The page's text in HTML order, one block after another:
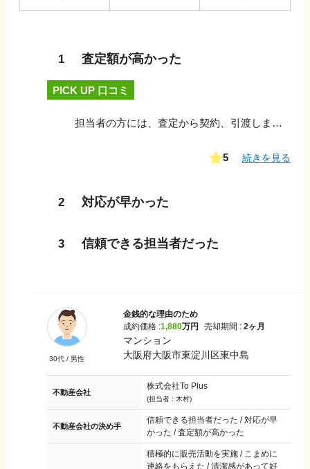
1 査定額が高かった
PICK UP 口コミ
担当者の方には、査定から契約、引渡しまで一貫して丁寧に対応していただきました。こちらの質問や不安な点についても分かりやすく説明してくださり、連絡も迅速で安心して取引を進めることができました。売却活動の状況報告も適切なタイミングでいただけたため、現在の状況を把握しながら進められた点も良かったです。全体を通して誠実な対応をしていただき、満足のいく売却ができました。今後、不動産の売買を検討している知人にも紹介したいと思います。
5 続きを見る
2 対応が早かった
3 信頼できる担当者だった
30代 / 男性
金銭的な理由のため
成約価格 :1,880万円 売却期間 : 2ヶ月
マンション
大阪府大阪市東淀川区東中島
不動産会社
株式会社To Plus
(担当者 : 木村)
不動産会社の決め手
信頼できる担当者だった / 対応が早
かった / 査定額が高かった
積極的に販売活動を実施 / こまめに
連絡をもらえた / 清潔感があって好